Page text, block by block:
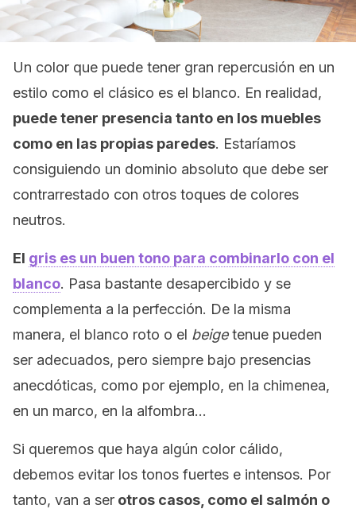
Un color que puede tener gran repercusión en un
estilo como el clásico es el blanco. En realidad,
puede tener presencia tanto en los muebles
como en las propias paredes. Estaríamos
consiguiendo un dominio absoluto que debe ser
contrarrestado con otros toques de colores
neutros.
El gris es un buen tono para combinarlo con el
blanco. Pasa bastante desapercibido y se
complementa a la perfección. De la misma
manera, el blanco roto o el beigetenue pueden
ser adecuados, pero siempre bajo presencias
anecdóticas, como por ejemplo, en la chimenea,
en un marco, en la alfombra…
Si queremos que haya algún color cálido,
debemos evitar los tonos fuertes e intensos. Por
tanto, van a ser otros casos, como el salmón o